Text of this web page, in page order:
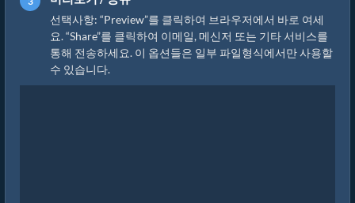
선택사항: “Preview”를 클릭하여 브라우저에서 바로 여세
요. “Share”를 클릭하여 이메일, 메신저 또는 기타 서비스를
통해 전송하세요. 이 옵션들은 일부 파일형식에서만 사용할
수 있습니다.